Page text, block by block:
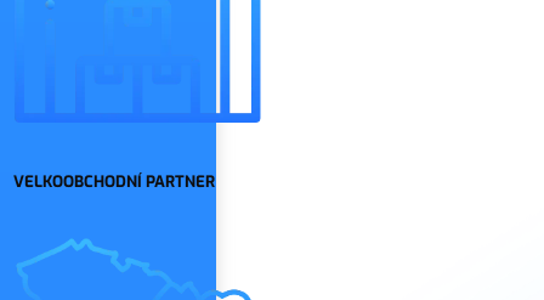
VELKOOBCHODNÍ PARTNER